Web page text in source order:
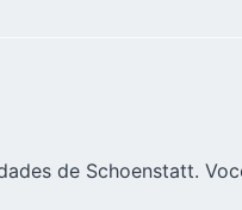
de Schoenstatt.